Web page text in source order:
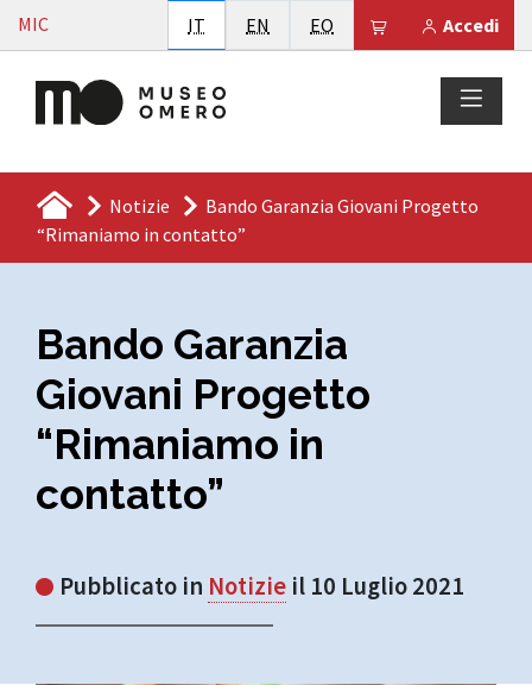
Vai al contenuto
MIC Accedi
Il tuo carrello è
IT Italiano
EN English
EO Esperanto
Notizie
Bando Garanzia Giovani Progetto
“Rimaniamo in contatto”
Bando Garanzia
Giovani Progetto
“Rimaniamo in
contatto”
Pubblicato in Notizie il 10 Luglio 2021